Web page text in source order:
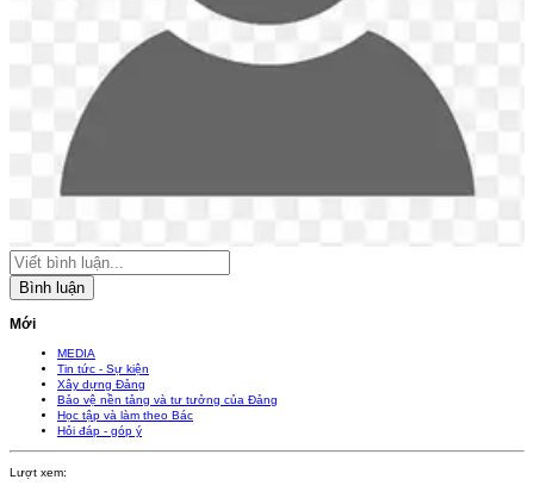
Bình luận
Mới
MEDIA
Tin tức - Sự kiện
Xây dựng Đảng
Bảo vệ nền tảng và tư tưởng của Đảng
Học tập và làm theo Bác
Hỏi đáp - góp ý
Lượt xem: